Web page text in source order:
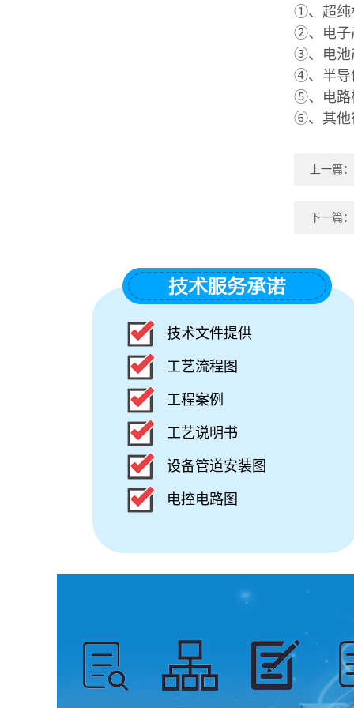
①、超纯
②、电子
③、电池
④、半导
⑤、电路
⑥、其他
上一篇：
下一篇：
技术文件提供
工艺流程图
工程案例
工艺说明书
设备管道安装图
电控电路图